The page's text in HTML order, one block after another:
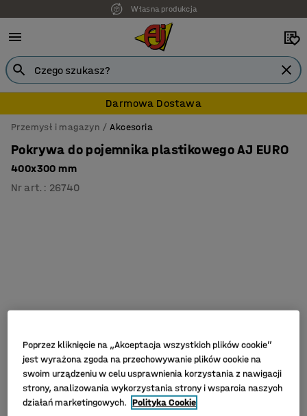
Własna produkcja
Darmowa Dostawa
Przemysł i magazyn Akcesoria
Pokrywa do pojemnika plastikowego AJ EURO
400x300 mm
Nr art. : 26740
Poprzez kliknięcie na „Akceptacja wszystkich plików cookie”
jest wyrażona zgoda na przechowywanie plików cookie na
swoim urządzeniu w celu usprawnienia korzystania z nawigacji
strony, analizowania wykorzystania strony i wsparcia naszych
działań marketingowych. Polityka Cookie